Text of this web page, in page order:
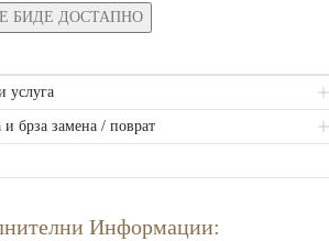
услуга
и брза замена / поврат
Информации: